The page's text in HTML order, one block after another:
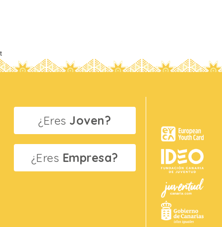
t
¿Eres Joven?
¿Eres Empresa?